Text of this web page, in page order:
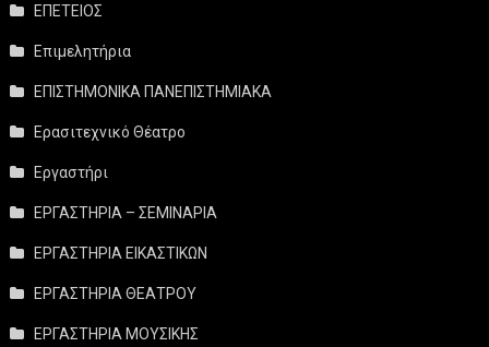
ΕΠΕΤΕΙΟΣ
Επιμελητήρια
ΕΠΙΣΤΗΜΟΝΙΚΑ ΠΑΝΕΠΙΣΤΗΜΙΑΚΑ
Ερασιτεχνικό Θέατρο
Εργαστήρι
ΕΡΓΑΣΤΗΡΙΑ – ΣΕΜΙΝΑΡΙΑ
ΕΡΓΑΣΤΗΡΙΑ ΕΙΚΑΣΤΙΚΩΝ
ΕΡΓΑΣΤΗΡΙΑ ΘΕΑΤΡΟΥ
ΕΡΓΑΣΤΗΡΙΑ ΜΟΥΣΙΚΗΣ